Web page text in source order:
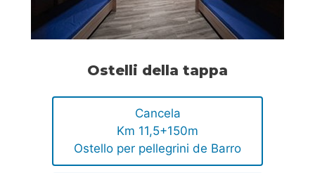
Ostelli della tappa
Cancela
Km 11,5+150m
Ostello per pellegrini de Barro